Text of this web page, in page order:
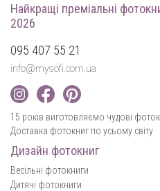
Найкращі преміальні
2026
095 407 55 21
info@mysofi.com.ua
15 років виготовляємо чудові
Доставка фотокниг по усьому світу
Дизайн фотокниг
Весільні фотокниги
Дитячі фотокниги